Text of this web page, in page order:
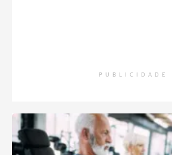
PUBLICIDADE